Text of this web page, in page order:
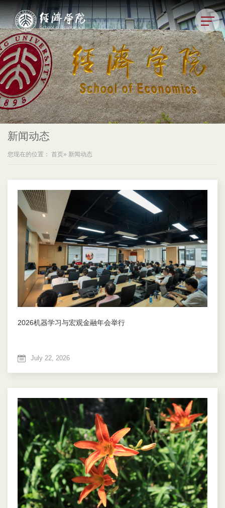
新闻动态
您现在的位置： 首页» 新闻动态
2026机器学习与宏观金融年会举行
July 22, 2026